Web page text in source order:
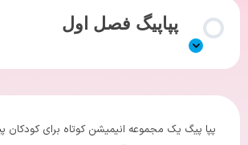
پپاپیگ فصل اول
پپا پیگ یک مجموعه انیمیشن کوتاه برای